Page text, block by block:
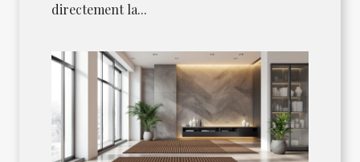
directement la...